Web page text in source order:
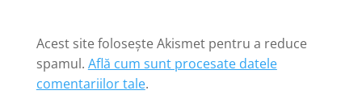
Acest site folosește Akismet pentru a reduce
spamul. Află cum sunt procesate datele
comentariilor tale.